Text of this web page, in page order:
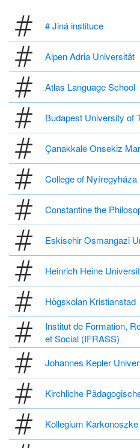
# Jiná instituce
Alpen Adria Universität
Atlas Language School
Budapest University of
Çanakkale Onsekiz
College of Nyíregyháza
Constantine the
Eskisehir Osmangazi
Heinrich Heine
Högskolan Kristianstad
Institut de Formation,
et Social (IFRASS)
Johannes Kepler
Kirchliche
Kollegium Karkonoszke